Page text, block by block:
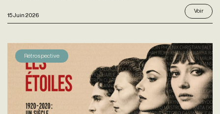
15 Juin 2026
Voir
Rétrospective